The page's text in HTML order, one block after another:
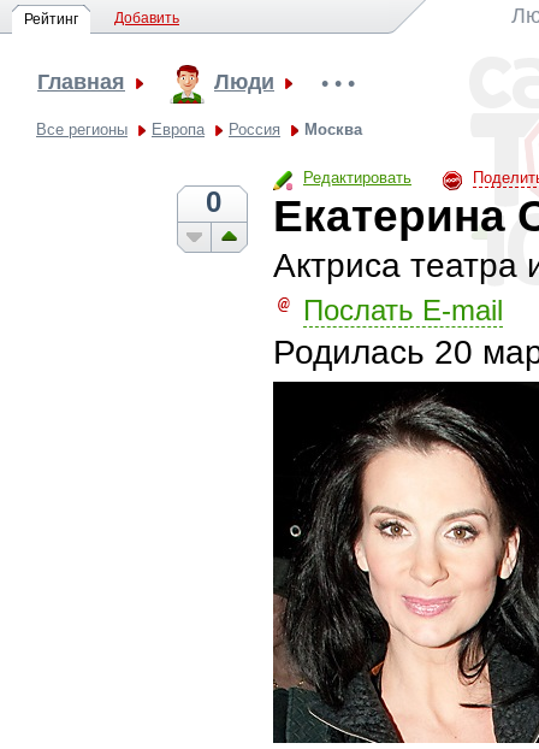
Рейтинг Добавить
Главная Люди • • •
Все регионы Европа Россия Москва
Редактировать
0 Екатерина
Актриса театра
Послать E-mail
Родилась 20